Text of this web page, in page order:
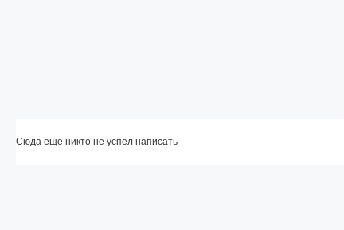
Сюда еще никто не успел написать